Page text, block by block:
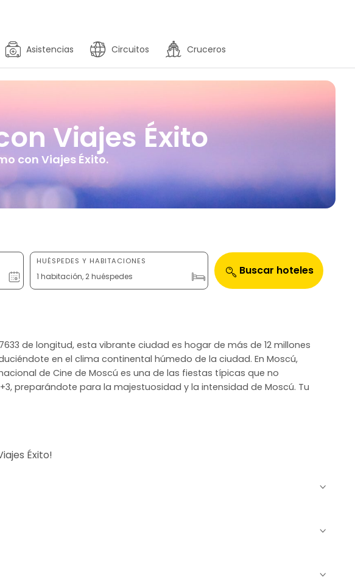
Asistencias Circuitos Cruceros
Viajes Éxito
con Viajes Éxito.
HUÉSPEDES Y HABITACIONES
1 habitación, 2 huéspedes Buscar hoteles
de longitud, esta vibrante ciudad es hogar de más de 12 millones
en el clima continental húmedo de la ciudad. En Moscú,
de Cine de Moscú es una de las fiestas típicas que no
preparándote para la majestuosidad y la intensidad de Moscú. Tu
Éxito!